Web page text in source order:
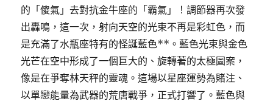
的「傻氣」去對抗金牛座的「霸氣」！調節器再次發
出轟鳴，這一次，射向天空的光束不再是彩虹色，而
是充滿了水瓶座特有的怪誕藍色**。藍色光束與金色
光芒在空中形成了一個巨大的、旋轉著的太極圖案，
像是在爭奪林天秤的靈魂。這場以星座運勢為賭注、
以單戀能量為武器的荒唐戰爭，正式打響了。藍色與